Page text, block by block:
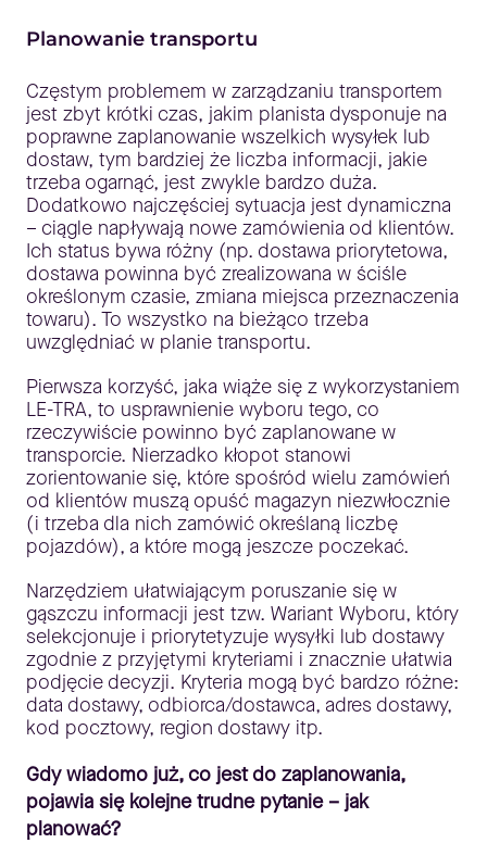
Planowanie transportu
Częstym problemem w zarządzaniu transportem
jest zbyt krótki czas, jakim planista dysponuje na
poprawne zaplanowanie wszelkich wysyłek lub
dostaw, tym bardziej że liczba informacji, jakie
trzeba ogarnąć, jest zwykle bardzo duża.
Dodatkowo najczęściej sytuacja jest dynamiczna
– ciągle napływają nowe zamówienia od klientów.
Ich status bywa różny (np. dostawa priorytetowa,
dostawa powinna być zrealizowana w ściśle
określonym czasie, zmiana miejsca przeznaczenia
towaru). To wszystko na bieżąco trzeba
uwzględniać w planie transportu.
Pierwsza korzyść, jaka wiąże się z wykorzystaniem
LE-TRA, to usprawnienie wyboru tego, co
rzeczywiście powinno być zaplanowane w
transporcie. Nierzadko kłopot stanowi
zorientowanie się, które spośród wielu zamówień
od klientów muszą opuść magazyn niezwłocznie
(i trzeba dla nich zamówić określaną liczbę
pojazdów), a które mogą jeszcze poczekać.
Narzędziem ułatwiającym poruszanie się w
gąszczu informacji jest tzw. Wariant Wyboru, który
selekcjonuje i priorytetyzuje wysyłki lub dostawy
zgodnie z przyjętymi kryteriami i znacznie ułatwia
podjęcie decyzji. Kryteria mogą być bardzo różne:
data dostawy, odbiorca/dostawca, adres dostawy,
kod pocztowy, region dostawy itp.
Gdy wiadomo już, co jest do zaplanowania,
pojawia się kolejne trudne pytanie – jak
planować?